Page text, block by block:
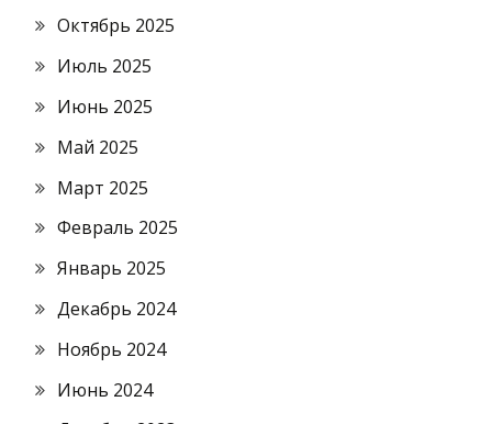
Октябрь 2025
Июль 2025
Июнь 2025
Май 2025
Март 2025
Февраль 2025
Январь 2025
Декабрь 2024
Ноябрь 2024
Июнь 2024